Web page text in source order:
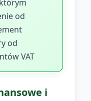
od
od
VAT
i